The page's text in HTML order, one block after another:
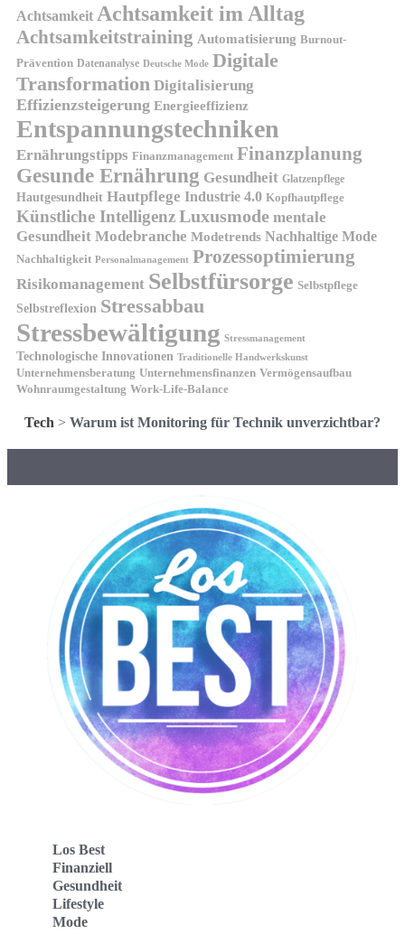
Achtsamkeit Achtsamkeit im Alltag
Achtsamkeitstraining Automatisierung Burnout-
Prävention Datenanalyse Deutsche Mode Digitale
Transformation Digitalisierung
Effizienzsteigerung Energieeffizienz
Entspannungstechniken
Ernährungstipps Finanzmanagement Finanzplanung
Gesunde Ernährung Gesundheit Glatzenpflege
Hautgesundheit Hautpflege Industrie 4.0 Kopfhautpflege
Künstliche IntelligenzLuxusmode mentale
Gesundheit Modebranche Modetrends Nachhaltige Mode
Nachhaltigkeit Personalmanagement Prozessoptimierung
Risikomanagement Selbstfürsorge Selbstpflege
Selbstreflexion Stressabbau
Stressbewältigung Stressmanagement
Technologische Innovationen Traditionelle Handwerkskunst
Unternehmensberatung Unternehmensfinanzen Vermögensaufbau
Wohnraumgestaltung Work-Life-Balance
Tech > Warum ist Monitoring für Technik unverzichtbar?
Los Best
Finanziell
Gesundheit
Lifestyle
Mode